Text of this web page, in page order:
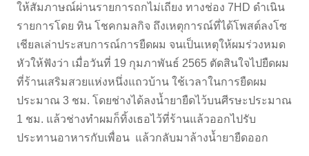
ให้สัมภาษณ์ผ่านรายการถกไม่เถียง ทางช่อง 7HD ดำเนิน
รายการโดย ทิน โชคกมลกิจ ถึงเหตุการณ์ที่ได้โพสต์ลงโซ
เชียลเล่าประสบการณ์การยืดผม จนเป็นเหตุให้ผมร่วงหมด
หัวให้ฟังว่า เมื่อวันที่ 19 กุมภาพันธ์ 2565 ตัดสินใจไปยืดผม
ที่ร้านเสริมสวยแห่งหนึ่งแถวบ้าน ใช้เวลาในการยืดผม
ประมาณ 3 ชม. โดยช่างได้ลงน้ำยายืดไว้บนศีรษะประมาณ
1 ชม. แล้วช่างทำผมก็ทิ้งเธอไว้ที่ร้านแล้วออกไปรับ
ประทานอาหารกับเพื่อน แล้วกลับมาล้างน้ำยายืดออก